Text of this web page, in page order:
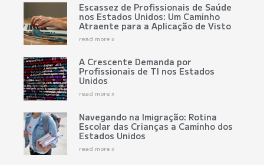
Escassez de Profissionais de Saúde
nos Estados Unidos: Um Caminho
Atraente para a Aplicação de Visto
read more »
A Crescente Demanda por
Profissionais de TI nos Estados
Unidos
read more »
Navegando na Imigração: Rotina
Escolar das Crianças a Caminho dos
Estados Unidos
read more »